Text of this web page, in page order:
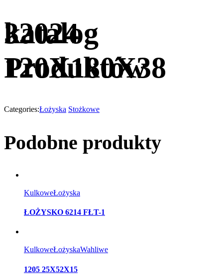
katalog
Produktów
32024
120X180X38
Categories:Łożyska Stożkowe
Podobne produkty
KulkoweŁożyska
ŁOŻYSKO 6214 FŁT-1
KulkoweŁożyskaWahliwe
1205 25X52X15